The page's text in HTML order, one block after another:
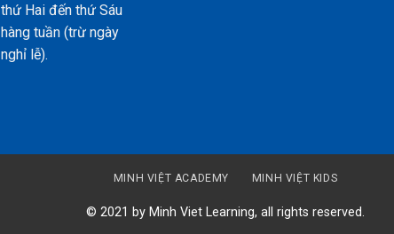
thứ Hai đến thứ Sáu
hàng tuần (trừ ngày
nghỉ lễ).
MINH VIỆT ACADEMY MINH VIỆT KIDS
© 2021 by Minh Viet Learning, all rights reserved.